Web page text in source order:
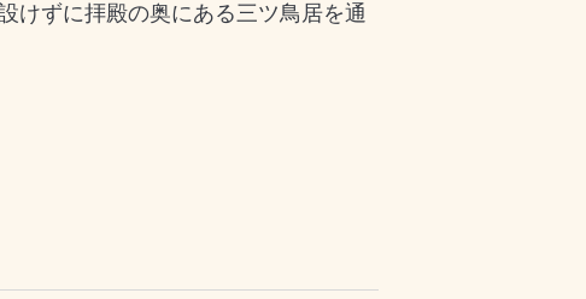
けずに拝殿の奥にある三ツ鳥居を通